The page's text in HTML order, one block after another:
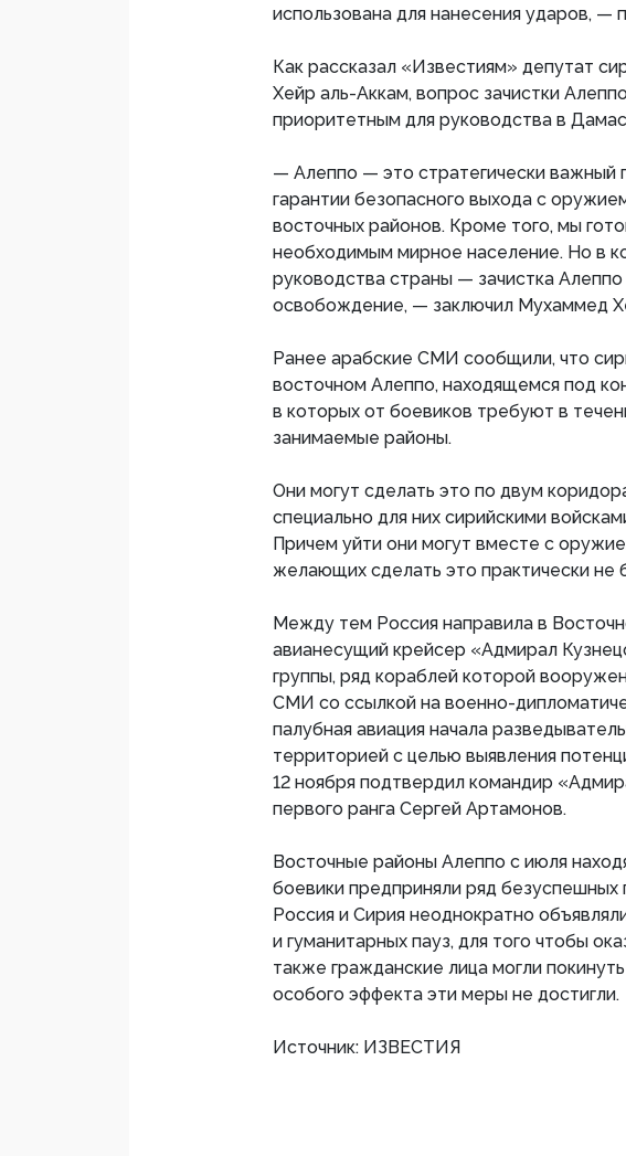
использована для нанесения ударов, —
Как рассказал «Известиям» депутат
Хейр аль-Аккам, вопрос зачистки
приоритетным для руководства в
— Алеппо — это стратегически важный
гарантии безопасного выхода с
восточных районов. Кроме того, мы
необходимым мирное население. Но в
руководства страны — зачистка
освобождение, — заключил Мухаммед
Ранее арабские СМИ сообщили, что
восточном Алеппо, находящемся под
в которых от боевиков требуют в
занимаемые районы.
Они могут сделать это по двум
специально для них сирийскими
Причем уйти они могут вместе с
желающих сделать это практически не
Между тем Россия направила в
авианесущий крейсер «Адмирал
группы, ряд кораблей которой
СМИ со ссылкой на военно-
палубная авиация начала
территорией с целью выявления
12 ноября подтвердил командир
первого ранга Сергей Артамонов.
Восточные районы Алеппо с июля
боевики предприняли ряд безуспешных
Россия и Сирия неоднократно
и гуманитарных пауз, для того чтобы
также гражданские лица могли
особого эффекта эти меры не достигли.
Источник: ИЗВЕСТИЯ